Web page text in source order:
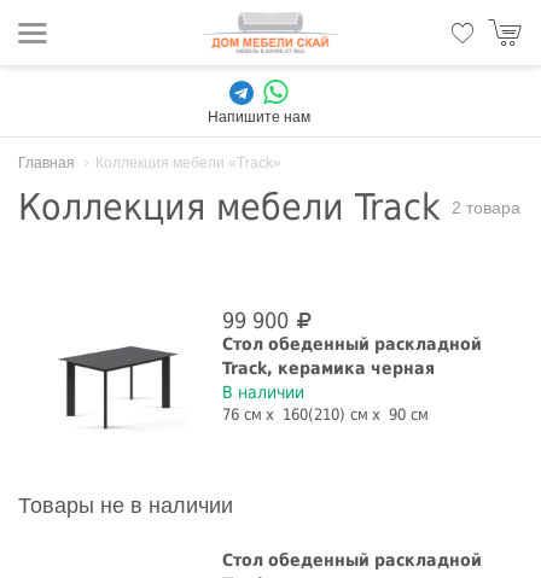
Напишите нам
Главная Коллекция мебели «Track»
Коллекция мебели Track 2 товара
99 900
Стол обеденный раскладной
Track, керамика черная
В наличии
76 см 160(210) см 90 см
Товары не в наличии
Стол обеденный раскладной